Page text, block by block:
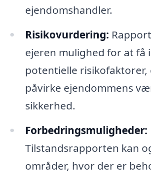
ejendomshandler.
Risikovurdering:
ejeren mulighed for at få
potentielle risikofaktorer,
påvirke ejendommens
sikkerhed.
Forbedringsmuligheder:
Tilstandsrapporten kan
områder, hvor der er